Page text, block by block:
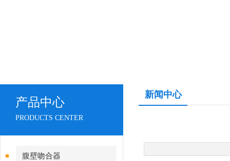
产品中心
PRODUCTS CENTER
腹壁吻合器
新闻中心